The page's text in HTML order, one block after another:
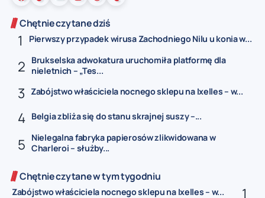
Chętnie czytane dziś
Pierwszy przypadek wirusa Zachodniego Nilu u konia w...
Brukselska adwokatura uruchomiła platformę dla
nieletnich – „Tes...
Zabójstwo właściciela nocnego sklepu na Ixelles – w...
Belgia zbliża się do stanu skrajnej suszy –...
Nielegalna fabryka papierosów zlikwidowana w
Charleroi – służby...
Chętnie czytane w tym tygodniu
Zabójstwo właściciela nocnego sklepu na Ixelles – w...